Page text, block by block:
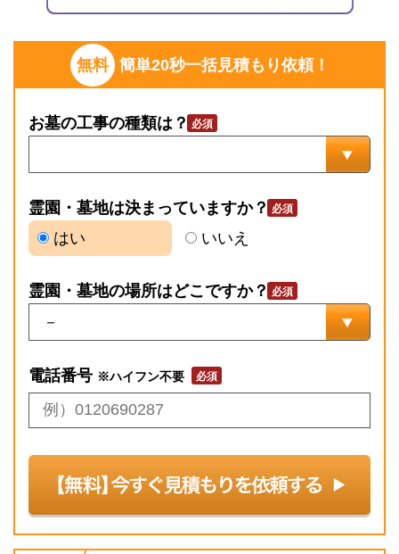
無料 簡単20秒一括見積もり依頼！
お墓の工事の種類は？
霊園・墓地は決まっていますか？
はい
いいえ
霊園・墓地の場所はどこですか？
電話番号 ※ハイフン不要